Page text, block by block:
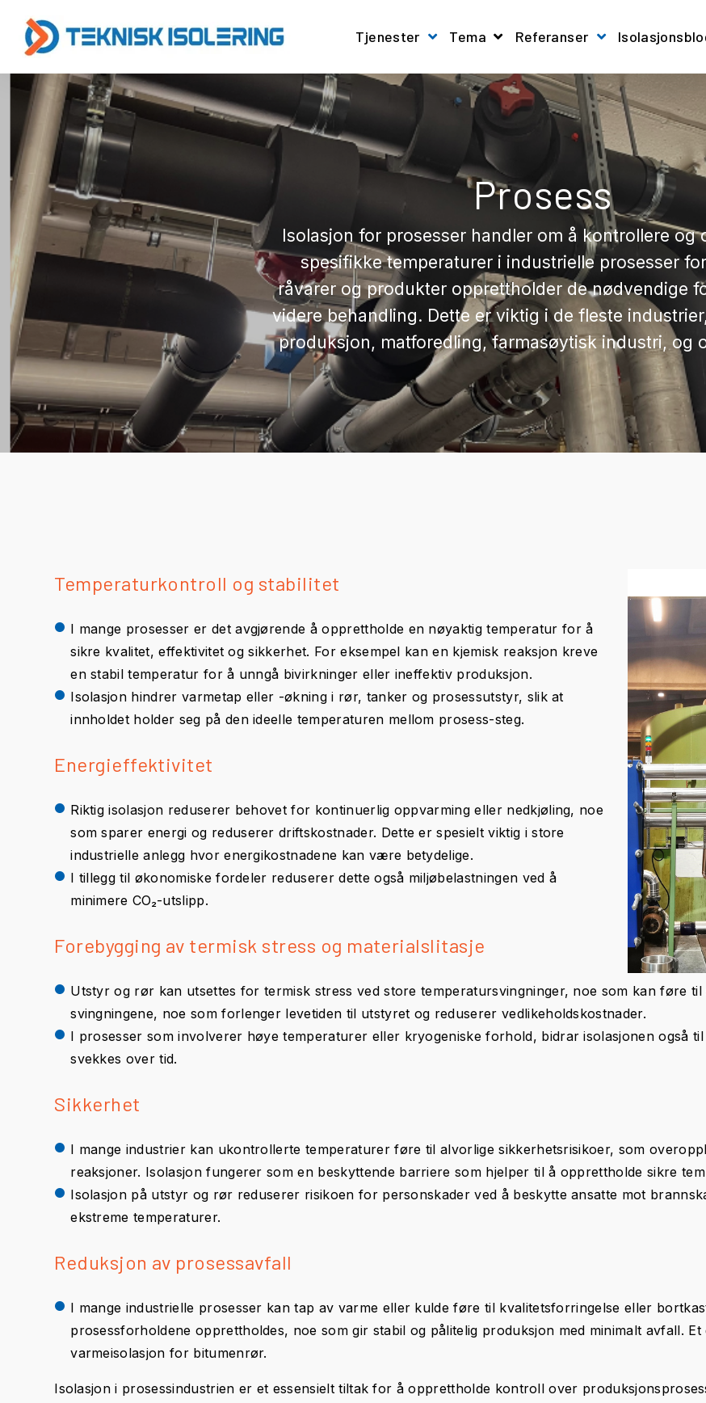
Tjenester Show submenu for Tjenester
Tema Referanser Show submenu
Prosess
Isolasjon for prosesserhandler om å kontrollere og
spesifikke temperaturer i industrielle prosesser
råvarer og produkter opprettholderde nødvendige
videre behandling. Dette er viktig ide fleste
produksjon, matforedling, farmasøytisk industri, og
Temperaturkontroll og stabilitet
I mange prosesser er det avgjørende å opprettholde en nøyaktig temperatur for å
sikre kvalitet, effektivitet og sikkerhet. For eksempel kan en kjemisk reaksjon kreve
en stabil temperatur for å unngå bivirkninger eller ineffektiv produksjon.
Isolasjon hindrer varmetap eller -økning i rør, tanker og prosessutstyr, slik at
innholdet holder seg på den ideelle temperaturen mellom prosess-steg.
Energieffektivitet
Riktig isolasjon reduserer behovet for kontinuerlig oppvarming eller nedkjøling, noe
som sparer energi og reduserer driftskostnader. Dette er spesielt viktig i store
industrielle anlegg hvor energikostnadene kan være betydelige.
I tillegg til økonomiske fordeler reduserer dette også miljøbelastningen ved å
minimere CO₂-utslipp.
Forebygging av termisk stress og materialslitasje
Utstyr og rør kan utsettes for termisk stress ved store temperatursvingninger, noe som kan føre til
svingningene, noe som forlenger levetiden til utstyret og reduserer vedlikeholdskostnader.
I prosesser som involverer høye temperaturer eller kryogeniske forhold, bidrar isolasjonen også
svekkes over tid.
Sikkerhet
I mange industrier kan ukontrollerte temperaturer føre til alvorlige sikkerhetsrisikoer, som
reaksjoner. Isolasjon fungerer som en beskyttende barriere som hjelper til å opprettholde sikre
Isolasjon på utstyr og rør reduserer risikoen for personskader ved å beskytte ansatte mot
ekstreme temperaturer.
Reduksjon av prosessavfall
I mange industrielle prosesser kan tap av varme eller kulde føre til kvalitetsforringelse eller
prosessforholdene opprettholdes, noe som gir stabil og pålitelig produksjon med minimalt avfall.
varmeisolasjon for bitumenrør.
Isolasjon i prosessindustrien er et essensielt tiltak for å opprettholde kontroll over